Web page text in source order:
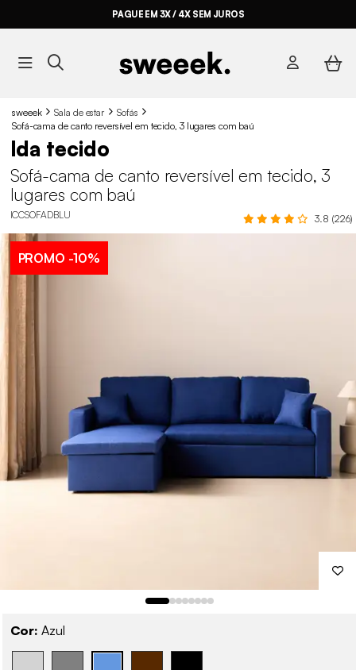
PAGUE EM 3X / 4X SEM JUROS
sweeek Sala de estar
Sofás
Sofá-cama de canto reversível em tecido, 3 lugares com baú
Ida tecido
Sofá-cama de canto reversível em tecido, 3
lugares com baú
ICCSOFADBLU 3.8 (226)
PROMO -10%
Cor: Azul